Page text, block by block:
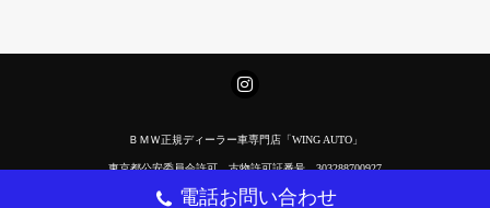
ＢＭＷ正規ディーラー車専門店「WING AUTO」
東京都公安委員会許可 古物許可証番号 303288700927
Copyright(C) 2017 ウイングオート All Rights Reserved.
電話お問い合わせ